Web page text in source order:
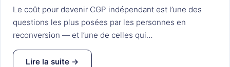
Le coût pour devenir CGP indépendant est l’une des
questions les plus posées par les personnes en
reconversion — et l’une de celles qui…
Lire la suite →